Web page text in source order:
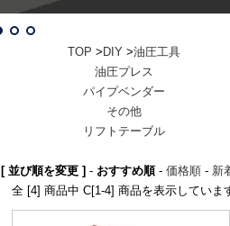
TOP >DIY >油圧工具
油圧プレス
パイプベンダー
その他
リフトテーブル
[ 並び順を変更 ]- おすすめ順- 価格順- 新
全 [4] 商品中 C[1-4] 商品を表示していま